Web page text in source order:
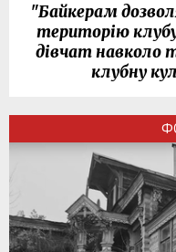
"Байкерам
територію
дівчат навколо
клубну